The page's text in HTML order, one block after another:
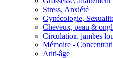
Stress, Anxiété
Gynécologie,
Cheveux, peau &
Circulation, jambes
Mémoire -
Anti-âge